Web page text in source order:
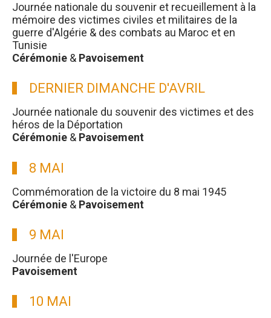
Journée nationale du souvenir et recueillement à la
mémoire des victimes civiles et militaires de la
guerre d'Algérie & des combats au Maroc et en
Tunisie
Cérémonie & Pavoisement
DERNIER DIMANCHE D'AVRIL
Journée nationale du souvenir des victimes et des
héros de la Déportation
Cérémonie & Pavoisement
8 MAI
Commémoration de la victoire du 8 mai 1945
Cérémonie & Pavoisement
9 MAI
Journée de l'Europe
Pavoisement
10 MAI